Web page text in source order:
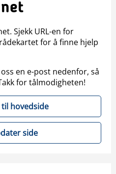
Sjekk URL-en for
for å finne hjelp
en e-post nedenfor, så
for tålmodigheten!
til hovedside
side